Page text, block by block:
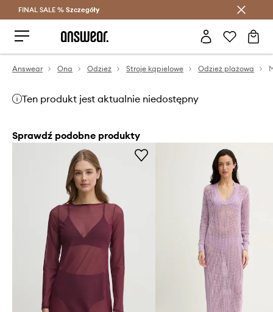
Oszczędzaj z Answear Club >
FINAL SALE % Szczegóły
Answear Ona Odzież Stroje kąpielowe Odzież plażowa
Ten produkt jest aktualnie niedostępny
Sprawdź podobne produkty